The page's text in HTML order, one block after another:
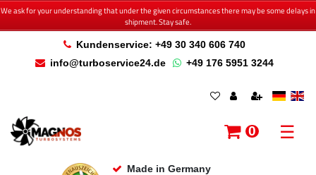
We ask for your understanding that under the given circumstances there may be some delays in
shipment. Stay safe.
Kundenservice: +49 30 340 606 740
info@turboservice24.de
+49 176 5951 3244
Made in Germany
0 ☰